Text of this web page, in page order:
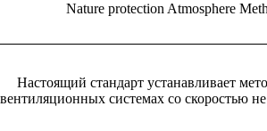
Nature protection Atmosphere
Настоящий стандарт устанавливает
вентиляционных системах со скоростью